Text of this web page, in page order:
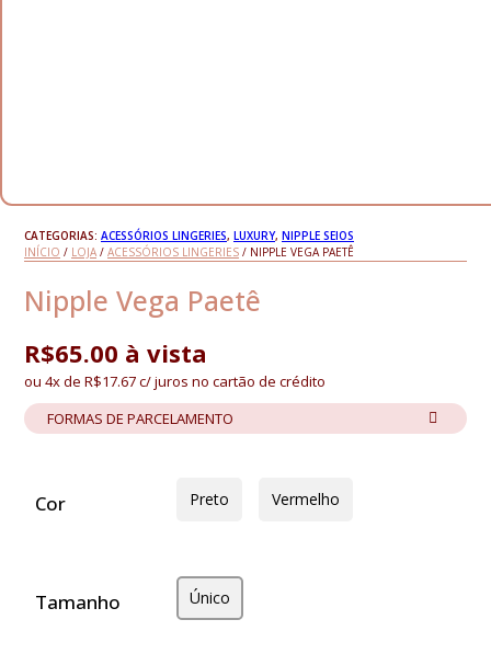
CATEGORIAS: ACESSÓRIOS LINGERIES, LUXURY, NIPPLE SEIOS
INÍCIO / LOJA / ACESSÓRIOS LINGERIES / NIPPLE VEGA PAETÊ
Nipple Vega Paetê
R$65.00 à vista
ou 4x de R$17.67c/ juros no cartão de crédito
FORMAS DE PARCELAMENTO
Cor Preto Vermelho
Tamanho Único